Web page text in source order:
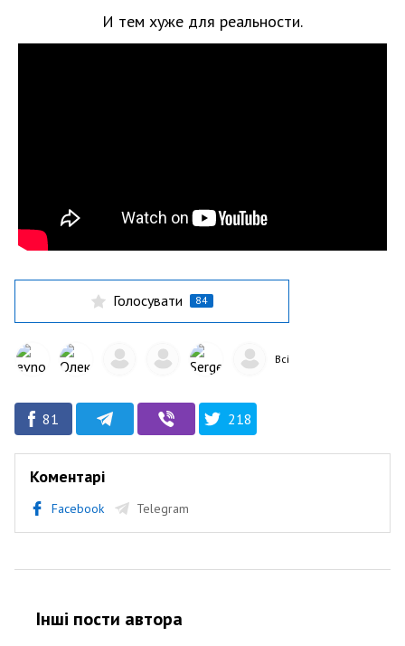
И тем хуже для реальности.
Голосувати 84
Всі
81 218
Коментарі
Facebook Telegram
Інші пости автора